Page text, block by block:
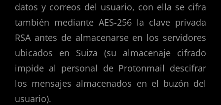
datos y correos del usuario, con ella se cifra
también mediante AES-256 la clave privada
RSA antes de almacenarse en los servidores
ubicados en Suiza (su almacenaje cifrado
impide al personal de Protonmail descifrar
los mensajes almacenados en el buzón del
usuario).